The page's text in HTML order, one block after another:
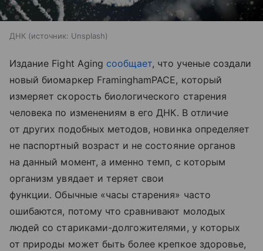
ДНК источник: Unsplash
Издание Fight Aging сообщает, что ученые создали
новый биомаркер FraminghamPACE, который
измеряет скорость биологического старения
человека по изменениям в его ДНК. В отличие
от других подобных методов, новинка определяет
не паспортный возраст и не состояние органов
на данный момент, а именно темп, с которым
организм увядает и теряет свои
функции. Обычные «часы старения» часто
ошибаются, потому что сравнивают молодых
людей со стариками-долгожителями, у которых
от природы может быть более крепкое здоровье,